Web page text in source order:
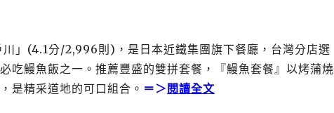
」(4.1分/2,996則)，是日本近鐵集團旗下餐廳，台灣分店選
吃鰻魚飯之一。推薦豐盛的雙拼套餐，『鰻魚套餐』以烤蒲燒
是精采道地的可口組合。 ＝＞閱讀全文